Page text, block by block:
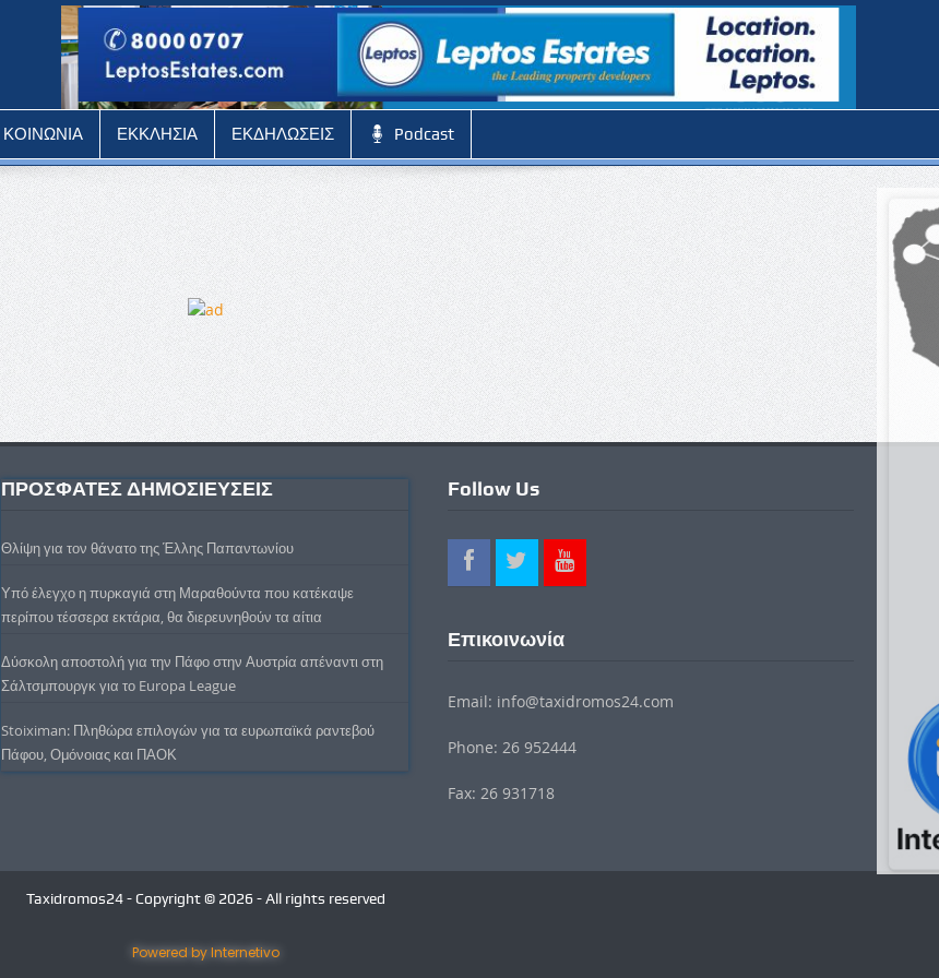
ΚΟΙΝΩΝΙΑ ΕΚΚΛΗΣΙΑ ΕΚΔΗΛΩΣΕΙΣ Podcast
ΠΡΟΣΦΑΤΕΣ ΔΗΜΟΣΙΕΥΣΕΙΣ
Θλίψη για τον θάνατο της Έλλης Παπαντωνίου
Υπό έλεγχο η πυρκαγιά στη Μαραθούντα που κατέκαψε
περίπου τέσσερα εκτάρια, θα διερευνηθούν τα αίτια
Δύσκολη αποστολή για την Πάφο στην Αυστρία απέναντι στη
Σάλτσμπουργκ για το Europa League
Stoiximan: Πληθώρα επιλογών για τα ευρωπαϊκά ραντεβού
Πάφου, Ομόνοιας και ΠΑΟΚ
Follow Us
Επικοινωνία
Email: info@taxidromos24.com
Phone: 26 952444
Fax: 26 931718
Taxidromos24 - Copyright © 2026 - All rights reserved
Powered by Internetivo